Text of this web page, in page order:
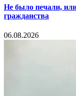
Не было печали,
гражданства
06.08.2026